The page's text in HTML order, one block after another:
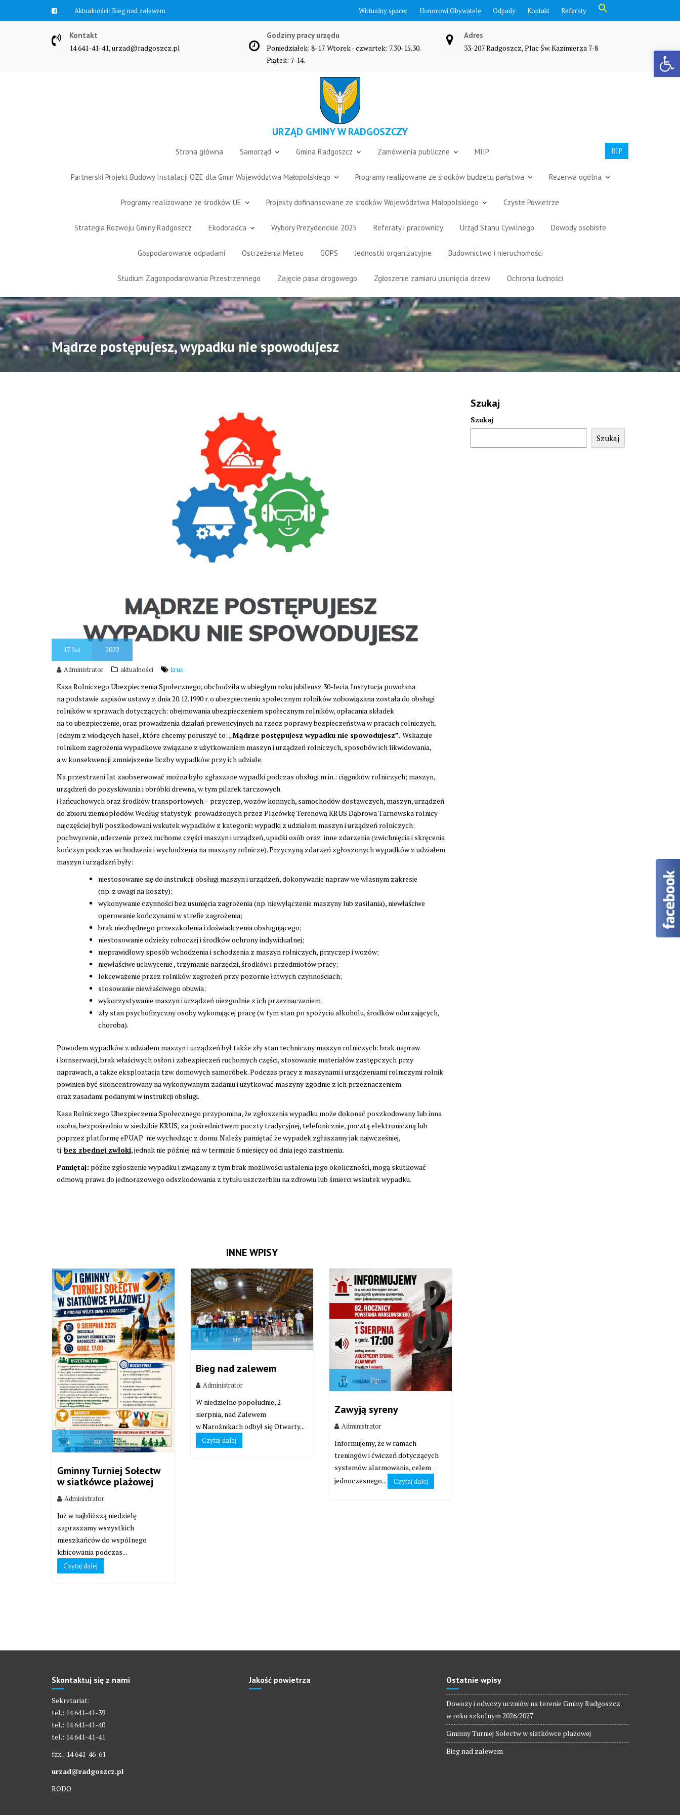
Otwórz pasek narzędzi
Aktualności: Bieg nad zalewem Wirtualny spacer Honorowi Obywatele Odpady Kontakt Referaty
Search Button
Kontakt
14 641-41-41, urzad@radgoszcz.pl
Godziny pracy urzędu
Poniedziałek: 8-17. Wtorek - czwartek: 7.30-15.30.
Piątek: 7-14.
Adres
33-207 Radgoszcz, Plac Św. Kazimierza 7-8
URZĄD GMINY W RADGOSZCZY
BIP
Strona główna Samorząd Gmina Radgoszcz Zamówienia publiczne MIIP
Partnerski Projekt Budowy Instalacji OZE dla Gmin Województwa Małopolskiego Programy realizowane ze środków budżetu państwa Rezerwa ogólna
Programy realizowane ze środków UE Projekty dofinansowane ze środków Województwa Małopolskiego Czyste Powietrze
Strategia Rozwoju Gminy Radgoszcz Ekodoradca Wybory Prezydenckie 2025 Referaty i pracownicy Urząd Stanu Cywilnego Dowody osobiste
Gospodarowanie odpadami Ostrzeżenia Meteo GOPS Jednostki organizacyjne Budownictwo i nieruchomości
Studium Zagospodarowania Przestrzennego Zajęcie pasa drogowego Zgłoszenie zamiaru usunięcia drzew Ochrona ludności
Mądrze postępujesz, wypadku nie spowodujesz
17lut 2022
Administrator aktualności krus
Kasa Rolniczego Ubezpieczenia Społecznego, obchodziła w ubiegłym roku jubileusz 30-lecia. Instytucja powołana
na podstawie zapisów ustawy z dnia 20.12.1990 r. o ubezpieczeniu społecznym rolników zobowiązana została do obsługi
rolników w sprawach dotyczących: obejmowania ubezpieczeniem społecznym rolników, opłacania składek
na to ubezpieczenie, oraz prowadzenia działań prewencyjnych na rzecz poprawy bezpieczeństwa w pracach rolniczych.
Jednym z wiodących haseł, które chcemy poruszyć to: „Mądrze postępujesz wypadku nie spowodujesz”. Wskazuje
rolnikom zagrożenia wypadkowe związane z użytkowaniem maszyn i urządzeń rolniczych, sposobów ich likwidowania,
a w konsekwencji zmniejszenie liczby wypadków przy ich udziale.
Na przestrzeni lat zaobserwować można było zgłaszane wypadki podczas obsługi m.in.: ciągników rolniczych; maszyn,
urządzeń do pozyskiwania i obróbki drewna, w tym pilarek tarczowych
i łańcuchowych oraz środków transportowych – przyczep, wozów konnych, samochodów dostawczych, maszyn, urządzeń
do zbioru ziemiopłodów. Według statystyk prowadzonych przez Placówkę Terenową KRUS Dąbrowa Tarnowska rolnicy
najczęściej byli poszkodowani wskutek wypadków z kategorii: wypadki z udziałem maszyn i urządzeń rolniczych;
pochwycenie, uderzenie przez ruchome części maszyn i urządzeń, upadki osób oraz inne zdarzenia (zwichnięcia i skręcenia
kończyn podczas wchodzenia i wychodzenia na maszyny rolnicze). Przyczyną zdarzeń zgłoszonych wypadków z udziałem
maszyn i urządzeń były:
niestosowanie się do instrukcji obsługi maszyn i urządzeń, dokonywanie napraw we własnym zakresie
(np. z uwagi na koszty);
wykonywanie czynności bez usunięcia zagrożenia (np. niewyłączenie maszyny lub zasilania), niewłaściwe
operowanie kończynami w strefie zagrożenia;
brak niezbędnego przeszkolenia i doświadczenia obsługującego;
niestosowanie odzieży roboczej i środków ochrony indywidualnej;
nieprawidłowy sposób wchodzenia i schodzenia z maszyn rolniczych, przyczep i wozów;
niewłaściwe uchwycenie , trzymanie narzędzi, środków i przedmiotów pracy;
lekceważenie przez rolników zagrożeń przy pozornie łatwych czynnościach;
stosowanie niewłaściwego obuwia;
wykorzystywanie maszyn i urządzeń niezgodnie z ich przeznaczeniem;
zły stan psychofizyczny osoby wykonującej pracę (w tym stan po spożyciu alkoholu, środków odurzających,
choroba).
Powodem wypadków z udziałem maszyn i urządzeń był także zły stan techniczny maszyn rolniczych: brak napraw
i konserwacji, brak właściwych osłon i zabezpieczeń ruchomych części, stosowanie materiałów zastępczych przy
naprawach, a także eksploatacja tzw. domowych samoróbek. Podczas pracy z maszynami i urządzeniami rolniczymi rolnik
powinien być skoncentrowany na wykonywanym zadaniu i użytkować maszyny zgodnie z ich przeznaczeniem
oraz zasadami podanymi w instrukcji obsługi.
Kasa Rolniczego Ubezpieczenia Społecznego przypomina, że zgłoszenia wypadku może dokonać poszkodowany lub inna
osoba, bezpośrednio w siedzibie KRUS, za pośrednictwem poczty tradycyjnej, telefonicznie, pocztą elektroniczną lub
poprzez platformę ePUAP nie wychodząc z domu. Należy pamiętać że wypadek zgłaszamy jak najwcześniej,
tj.bez zbędnej zwłoki, jednak nie później niż w terminie 6 miesięcy od dnia jego zaistnienia.
Pamiętaj: późne zgłoszenie wypadku i związany z tym brak możliwości ustalenia jego okoliczności, mogą skutkować
odmową prawa do jednorazowego odszkodowania z tytułu uszczerbku na zdrowiu lub śmierci wskutek wypadku.
INNE WPISY
4 sie
Gminny Turniej Sołectw
w siatkówce plażowej
Administrator
Już w najbliższą niedzielę
zapraszamy wszystkich
mieszkańców do wspólnego
kibicowania podczas...
Czytaj dalej
4 sie
Bieg nad zalewem
Administrator
W niedzielne popołudnie, 2
sierpnia, nad Zalewem
w Narożnikach odbył się Otwarty...
Czytaj dalej
31 lip
Zawyją syreny
Administrator
Informujemy, że w ramach
treningów i ćwiczeń dotyczących
systemów alarmowania, celem
jednoczesnego...
Czytaj dalej
Szukaj
Szukaj
Szukaj
Skontaktuj się z nami
Sekretariat:
tel.: 14 641-41-39
tel.: 14 641-41-40
tel.: 14 641-41-41
fax.: 14 641-46-61
urzad@radgoszcz.pl
RODO
Jakość powietrza Ostatnie wpisy
Dowozy i odwozy uczniów na terenie Gminy Radgoszcz
w roku szkolnym 2026/2027
Gminny Turniej Sołectw w siatkówce plażowej
Bieg nad zalewem